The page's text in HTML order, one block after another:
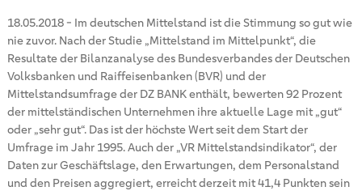
18.05.2018- Im deutschen Mittelstand ist die Stimmung so gut wie
nie zuvor. Nach der Studie „Mittelstand im Mittelpunkt“, die
Resultate der Bilanzanalyse des Bundesverbandes der Deutschen
Volksbanken und Raiffeisenbanken (BVR) und der
Mittelstandsumfrage der DZ BANK enthält, bewerten 92 Prozent
der mittelständischen Unternehmen ihre aktuelle Lage mit „gut“
oder „sehr gut“. Das ist der höchste Wert seit dem Start der
Umfrage im Jahr 1995. Auch der „VR Mittelstandsindikator“, der
Daten zur Geschäftslage, den Erwartungen, dem Personalstand
und den Preisen aggregiert, erreicht derzeit mit 41,4 Punkten sein